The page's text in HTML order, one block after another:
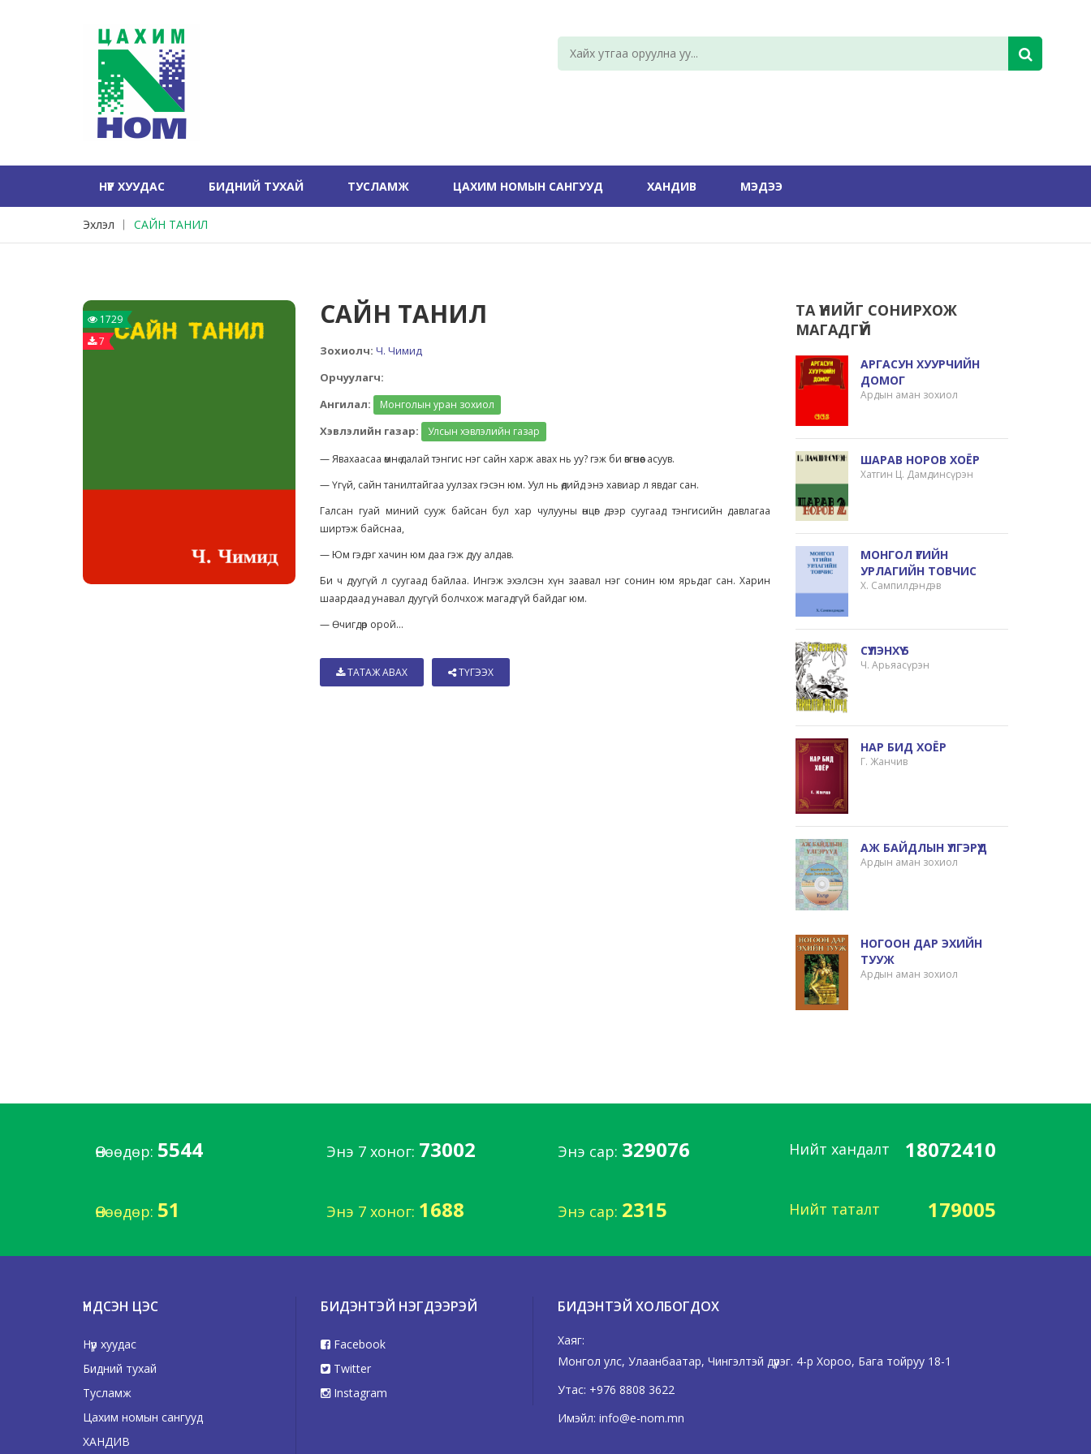
НҮҮР ХУУДАС БИДНИЙ ТУХАЙ ТУСЛАМЖ ЦАХИМ НОМЫН САНГУУД ХАНДИВ МЭДЭЭ
Эхлэл САЙН ТАНИЛ
1729
7
САЙН ТАНИЛ
Зохиолч: Ч. Чимид
Орчуулагч:
Ангилал:
Монголын уран зохиол
Хэвлэлийн газар:
Улсын хэвлэлийн газар
— Явахаасаа өмнө далай тэнгис нэг сайн харж авах нь уу? гэж би өвгөнөөс асуув.
— Үгүй, сайн танилтайгаа уулзах гэсэн юм. Уул нь өдийд энэ хавиар л явдаг сан.
Галсан гуай миний сууж байсан бул хар чулууны өнцөг дээр суугаад тэнгисийн давлагаа
ширтэж байснаа,
— Юм гэдэг хачин юм даа гэж дуу алдав.
Би ч дуугүй л суугаад байлаа. Ингэж эхэлсэн хүн заавал нэг сонин юм ярьдаг сан. Харин
шаардаад унавал дуугүй болчхож магадгүй байдаг юм.
— Өчигдөр орой...
ТАТАЖ АВАХ ТҮГЭЭХ
ТА ҮҮНИЙГ СОНИРХОЖ
МАГАДГҮЙ
АРГАСУН ХУУРЧИЙН
ДОМОГ
Ардын аман зохиол
ШАРАВ НОРОВ ХОЁР
Хатгин Ц. Дамдинсүрэн
МОНГОЛ ҮГИЙН
УРЛАГИЙН ТОВЧИС
Х. Сампилдэндэв
СҮҮЛЭНХҮҮ 5
Ч. Арьяасүрэн
НАР БИД ХОЁР
Г. Жанчив
АЖ БАЙДЛЫН ҮЛГЭРҮҮД
Ардын аман зохиол
НОГООН ДАР ЭХИЙН
ТУУЖ
Ардын аман зохиол
Өнөөдөр: 5544 Энэ 7 хоног: 73002 Энэ сар: 329076 Нийт хандалт 18072410
Өнөөдөр: 51 Энэ 7 хоног: 1688 Энэ сар: 2315 Нийт таталт 179005
ҮНДСЭН ЦЭС
Нүүр хуудас
Бидний тухай
Тусламж
Цахим номын сангууд
ХАНДИВ
БИДЭНТЭЙ НЭГДЭЭРЭЙ
Facebook
Twitter
Instagram
БИДЭНТЭЙ ХОЛБОГДОХ
Хаяг:
Монгол улс, Улаанбаатар, Чингэлтэй дүүрэг. 4-р Хороо, Бага тойруу 18-1
Утас: +976 8808 3622
Имэйл: info@e-nom.mn